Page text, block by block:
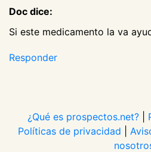
Doc dice:
Si este medicamento la va
Responder
¿Qué es prospectos.net?
Políticas de privacidad